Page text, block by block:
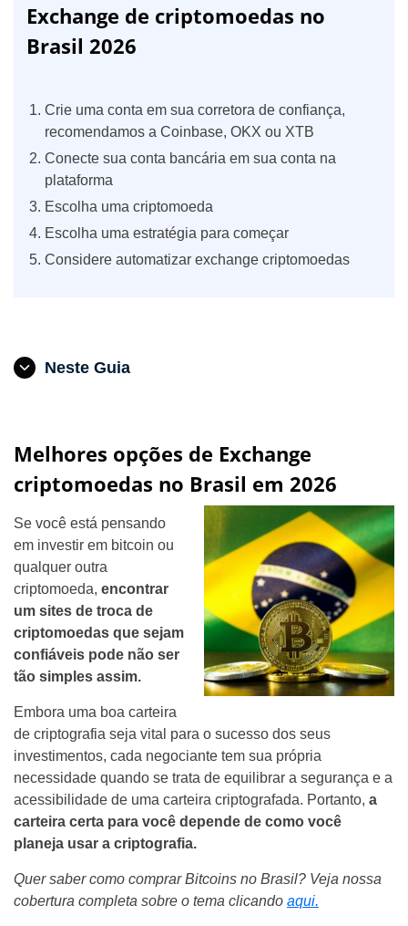
Exchange de criptomoedas no
Brasil 2026
Crie uma conta em sua corretora de confiança,
recomendamos a Coinbase, OKX ou XTB
Conecte sua conta bancária em sua conta na
plataforma
Escolha uma criptomoeda
Escolha uma estratégia para começar
Considere automatizar exchange criptomoedas
Neste Guia
Melhores opções de Exchange
criptomoedas no Brasil em 2026
Se você está pensando
em investir em bitcoin ou
qualquer outra
criptomoeda, encontrar
um sites de troca de
criptomoedas que sejam
confiáveis pode não ser
tão simples assim.
Embora uma boa carteira
de criptografia seja vital para o sucesso dos seus
investimentos, cada negociante tem sua própria
necessidade quando se trata de equilibrar a segurança e a
acessibilidade de uma carteira criptografada. Portanto, a
carteira certa para você depende de como você
planeja usar a criptografia.
Quer saber como comprar Bitcoins no Brasil? Veja nossa
cobertura completa sobre o tema clicando aqui.